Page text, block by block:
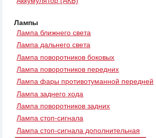
Лампы
Лампа ближнего света
Лампа дальнего света
Лампа поворотников боковых
Лампа поворотников передних
Лампа фары противотуманной передней
Лампа заднего хода
Лампа поворотников задних
Лампа стоп-сигнала
Лампа стоп-сигнала дополнительная